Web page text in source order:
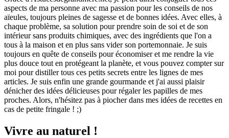
aspects de ma personne avec ma passion pour les conseils de nos
aïeules, toujours pleines de sagesse et de bonnes idées. Avec elles, à
chaque problème, sa solution pour prendre soin de soi et de son
intérieur sans produits chimiques, avec des ingrédients que l'on a
tous à la maison et en plus sans vider son portemonnaie. Je suis
toujours en quête de conseils pour économiser et me rendre la vie
plus douce tout en protégeant la planète, et vous pouvez compter sur
moi pour distiller tous ces petits secrets entre les lignes de mes
articles. Je suis enfin une grande gourmande et j'ai aussi plaisir
dénicher des idées délicieuses pour régaler les papilles de mes
proches. Alors, n'hésitez pas à piocher dans mes idées de recettes en
cas de petite fringale ! ;)
Vivre au naturel !